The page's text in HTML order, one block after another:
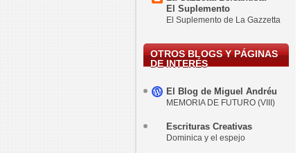
El Suplemento
El Suplemento de La Gazzetta
OTROS BLOGS Y PÁGINAS
DE INTERÉS
El Blog de Miguel Andréu
MEMORIA DE FUTURO (VIII)
Escrituras Creativas
Dominica y el espejo